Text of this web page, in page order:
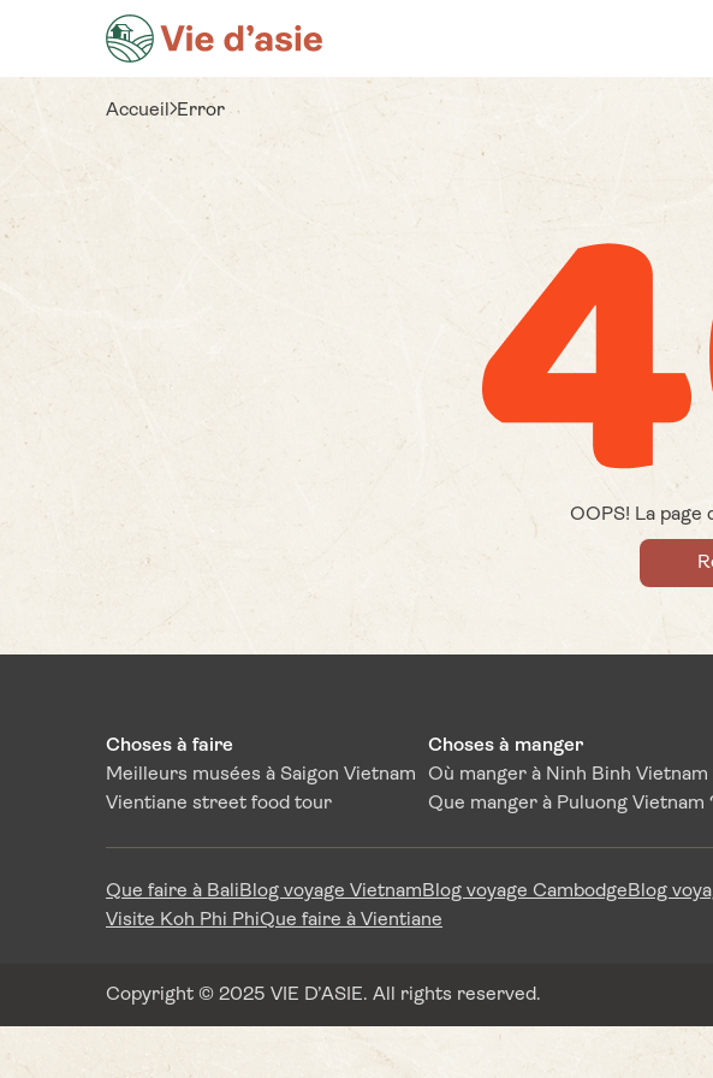
Accueil Error
OOPS! La page
Choses à faire
Meilleurs musées à Saigon Vietnam
Vientiane street food tour
Choses à manger
Où manger à Ninh Binh Vietnam
Que manger à Puluong Vietnam
Que faire à BaliBlog voyage VietnamBlog voyage CambodgeBlog
Visite Koh Phi PhiQue faire à Vientiane
Copyright © 2025 VIE D’ASIE. All rights reserved.